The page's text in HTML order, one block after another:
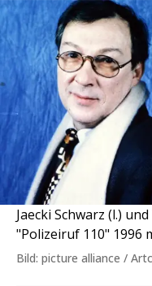
Jaecki Schwarz (l.)
"Polizeiruf 110" 1996
Bild: picture alliance /